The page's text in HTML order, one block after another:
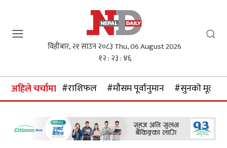
विहीबार, २१ साउन २०८३ Thu, 06 August 2026
१२ : २३ : ४७
अहिले चर्चामा #राशिफल #माैसम पूर्वानुमान #सुनकाे मूल्य